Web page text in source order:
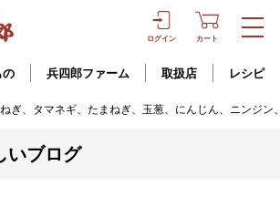
ログイン カート
の 兵四郎ファーム 取扱店 レシピ
ぎ、タマネギ、たまねぎ、玉葱、にんじん、ニンジ
いブログ